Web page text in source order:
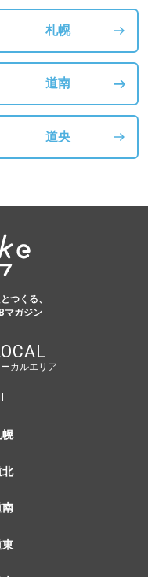
札幌
道南
道央
つくる、
マガジン
ーカルエリア
幌
北
南
東